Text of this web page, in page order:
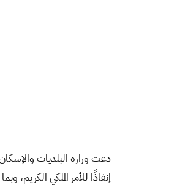
إنفاذًا للأمر الملكي الكريم،